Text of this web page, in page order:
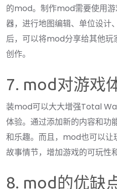
的mod。制作mod需要使用
器，进行地图编辑、单位设计
后，可以将mod分享给其他玩
创作。
7. mod对游戏
装mod可以大大增强Total
体验。通过添加新的内容和功
和乐趣。而且，mod也可以让
故事情节，增加游戏的可玩性
8. mod的优缺